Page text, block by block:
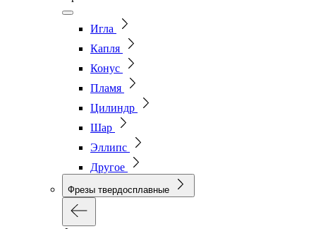
Игла
Капля
Конус
Пламя
Цилиндр
Шар
Эллипс
Другое
Фрезы твердосплавные